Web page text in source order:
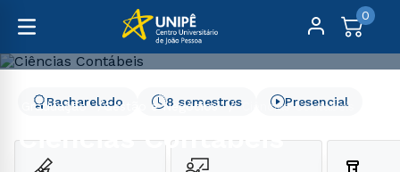
0
Graduação Gestão e Negócios Ciências Contábeis
Ciências Contábeis
8 semestres
Bacharelado Presencial